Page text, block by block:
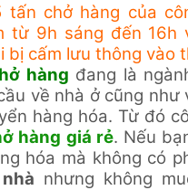
chở hàng của
từ 9h sáng đến
bị cấm lưu thông vào
hàng đang là
về nhà ở cũng
hàng hóa. Từ đó
hàng giá rẻ. Nếu
hóa mà không có
nhưng không